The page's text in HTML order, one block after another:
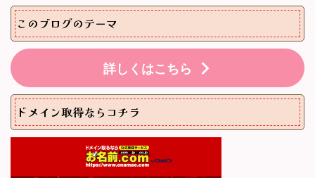
このブログのテーマ
詳しくはこちら
ドメイン取得ならコチラ